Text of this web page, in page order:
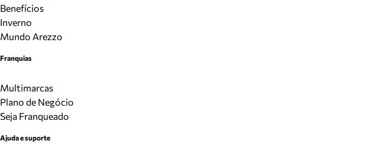
Benefícios
Inverno
Mundo Arezzo
Franquias
Multimarcas
Plano de Negócio
Seja Franqueado
Ajuda e suporte